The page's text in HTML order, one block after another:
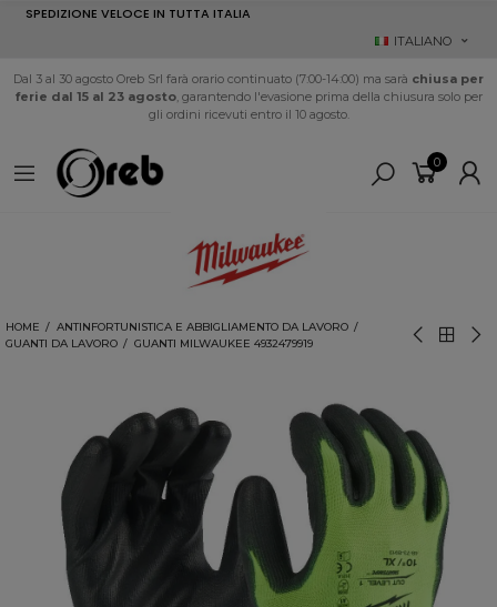
SPEDIZIONE VELOCE IN TUTTA ITALIA
ITALIANO
Dal 3 al 30 agosto Oreb Srl farà orario continuato (7:00-14:00) ma sarà chiusa per
ferie dal 15 al 23 agosto, garantendo l'evasione prima della chiusura solo per
gli ordini ricevuti entro il 10 agosto.
0
HOME
ANTINFORTUNISTICA E ABBIGLIAMENTO DA LAVORO
GUANTI DA LAVORO
GUANTI MILWAUKEE 4932479919